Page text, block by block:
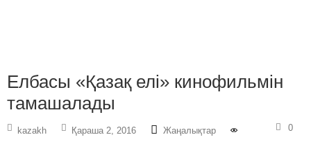
Елбасы «Қазақ елі» кинофильмін
тамашалады
kazakh Қараша 2, 2016 Жаңалықтар 0